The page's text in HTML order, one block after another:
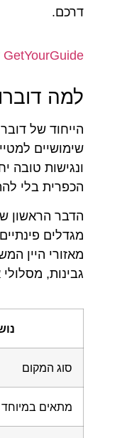
דרכם.
GetYourGuide
למה
הייחוד של
שימושיים
ונגישות טובה
הכפרית בלי
הדבר הראשון
מגדלים
מאזורי היין
גבינות,
סוג המקום
מתאים במיוחד